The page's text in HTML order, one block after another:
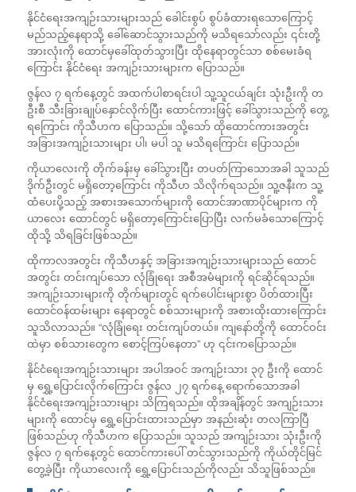
နိုင်ငံရေးအကျဉ်းသားများသည် ခေါင်းစွပ် စွပ်ခံထားရသောကြောင့်
မည်သည့်နေရာသို့ ခေါ်ဆောင်သွားသည်ကို မသိရသော်လည်း ၎င်းတို့
အားလုံးကို ထောင်မှခေါ်ထုတ်သွားပြီး ထိုနေရာတွင်သာ စစ်မေးခံရ
ကြောင်း နိုင်ငံရေး အကျဉ်းသားများက ပြောသည်။
ဇွန်လ ၇ ရက်နေ့တွင် အထက်ပါစာရင်းပါ သူ့သူငယ်ချင်း သုံးဦးကို တ
ဦးစီ သီးခြားချုပ်နှောင်လိုက်ပြီး ထောင်ကားဖြင့် ခေါ်သွားသည်ကို တွေ့
ရကြောင်း ကိုသီဟက ပြောသည်။ သို့သော် ထိုထောင်ကားအတွင်း
အခြားအကျဉ်းသားများ ပါ၊ မပါ သူ မသိရကြောင်း ပြောသည်။
ကိုယာလေးကို တိုက်ခန်းမှ ခေါ်သွားပြီး တပတ်ကြာသောအခါ သူသည်
ဒိုက်ဦးတွင် မရှိတော့ကြောင်း ကိုသီဟ သိလိုက်ရသည်။ သူ့ဇနီးက သူ့
ထံပေးပို့သည့် အစားအသောက်များကို ထောင်အာဏာပိုင်များက ကို
ယာလေး ထောင်တွင် မရှိတော့ကြောင်းပြောပြီး လက်မခံသောကြောင့်
ထိုသို့ သိရခြင်းဖြစ်သည်။
ထိုကာလအတွင်း ကိုသီဟနှင့် အခြားအကျဉ်းသားများသည် ထောင်
အတွင်း တင်းကျပ်သော လုံခြုံရေး အစီအမံများကို ရင်ဆိုင်ရသည်။
အကျဉ်းသားများကို တိုက်များတွင် ရက်ပေါင်းများစွာ ပိတ်ထားပြီး
ထောင်ဝန်ထမ်းများ နေရာတွင် စစ်သားများကို အစားထိုးထားကြောင်း
သူသိလာသည်။ “လုံခြုံရေး တင်းကျပ်တယ်။ ကျနော်တို့ကို ထောင်ဝင်း
ထဲမှာ စစ်သားတွေက စောင့်ကြပ်နေတာ” ဟု ၎င်းကပြောသည်။
နိုင်ငံရေးအကျဉ်းသားများ အပါအဝင် အကျဉ်းသား ၃၇ ဦးကို ထောင်
မှ ရွှေ့ပြောင်းလိုက်ကြောင်း ဇွန်လ ၂၇ ရက်နေ့ ရောက်သောအခါ
နိုင်ငံရေးအကျဉ်းသားများ သိကြရသည်။ ထိုအချိန်တွင် အကျဉ်းသား
များကို ထောင်မှ ရွှေ့ပြောင်းထားသည်မှာ အနည်းဆုံး တလကြာပြီ
ဖြစ်သည်ဟု ကိုသီဟက ပြောသည်။ သူသည် အကျဉ်းသား သုံးဦးကို
ဇွန်လ ၇ ရက်နေ့တွင် ထောင်ကားပေါ် တင်သွားသည်ကို ကိုယ်တိုင်မြင်
တွေ့ခဲ့ပြီး ကိုယာလေးကို ရွှေ့ပြောင်းသည်ကိုလည်း သိသူဖြစ်သည်။